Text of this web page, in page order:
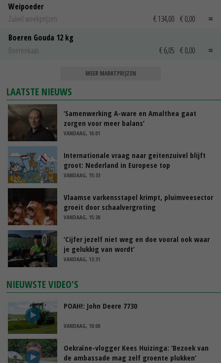
Weipoeder
Zuivel weekprijzen
€ 134,00 € 0,00
Boeren Gouda 12 kg
Boerenkaas
€ 6,05 € 0,00
MEER MARKTPRIJZEN
LAATSTE NIEUWS
‘Samenwerking A-ware en Amalthea gaat
zorgen voor meer balans’
VANDAAG, 16:01
Internationale vraag naar geitenzuivel blijft
groot: Nederland in Europese top
VANDAAG, 15:33
Vlaamse varkensstapel krimpt, pluimveesector
groeit door schaalvergroting
VANDAAG, 15:20
‘Cijfer jezelf niet weg en doe vooral ook waar
je gelukkig van wordt’
VANDAAG, 13:31
NIEUWSTE VIDEO'S
POAH!: John Deere 7730
VANDAAG, 10:00
Oekraïne-vlogger Kees Huizinga: ‘Bezoek van
de ambassade mag zelf groente plukken’